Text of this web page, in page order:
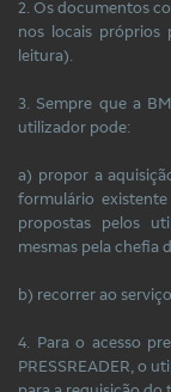
2. Os documentos
nos locais próprios
leitura).
3. Sempre que a
utilizador pode:
a) propor a
formulário
propostas pelos
mesmas pela chefia
b) recorrer ao
4. Para o acesso
PRESSREADER, o